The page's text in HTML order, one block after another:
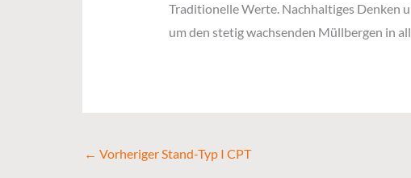
Traditionelle Werte. Nachhaltiges Denken
um den stetig wachsenden Müllbergen in
← Vorheriger Stand-Typ I CPT